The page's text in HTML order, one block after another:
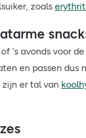
zoals
‘s avonds voor
en passen
er tal van